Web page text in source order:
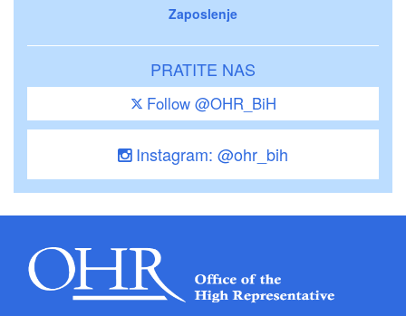
Zaposlenje
PRATITE NAS
Follow @OHR_BiH
Instagram: @ohr_bih